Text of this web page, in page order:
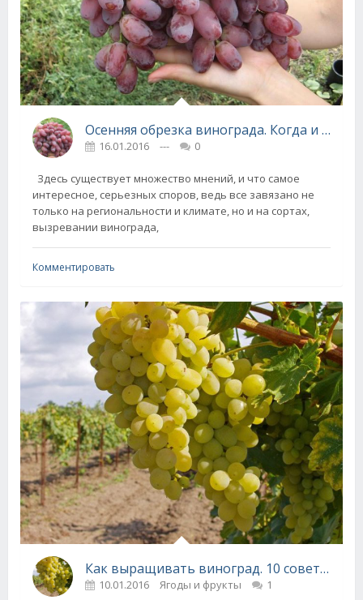
Осенняя обрезка винограда. Когда и как?
16.01.2016 --- 0
Здесь существует множество мнений, и что самое
интересное, серьезных споров, ведь все завязано не
только на региональности и климате, но и на сортах,
вызревании винограда,
Комментировать
Как выращивать виноград. 10 советов начинающему виноградарю
10.01.2016 Ягоды и фрукты 1